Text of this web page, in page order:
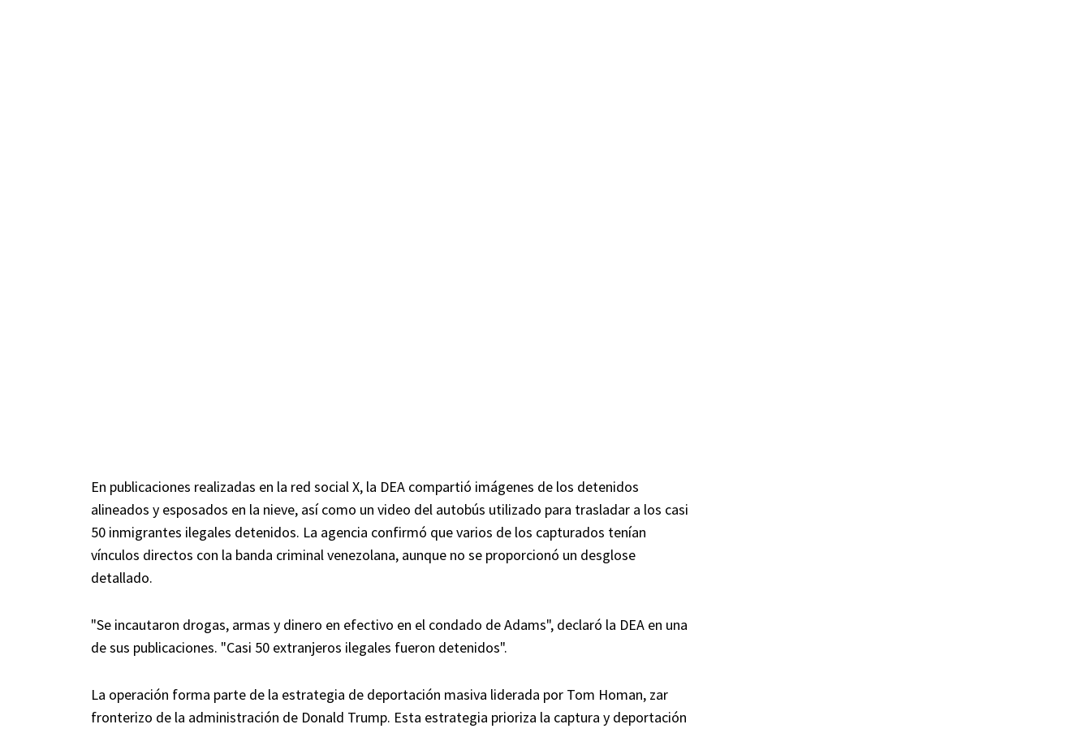
En publicaciones realizadas en la red social X, la DEA compartió imágenes de los detenidos
alineados y esposados en la nieve, así como un video del autobús utilizado para trasladar a los casi
50 inmigrantes ilegales detenidos. La agencia confirmó que varios de los capturados tenían
vínculos directos con la banda criminal venezolana, aunque no se proporcionó un desglose
detallado.
"Se incautaron drogas, armas y dinero en efectivo en el condado de Adams", declaró la DEA en una
de sus publicaciones. "Casi 50 extranjeros ilegales fueron detenidos".
La operación forma parte de la estrategia de deportación masiva liderada por Tom Homan, zar
fronterizo de la administración de Donald Trump. Esta estrategia prioriza la captura y deportación